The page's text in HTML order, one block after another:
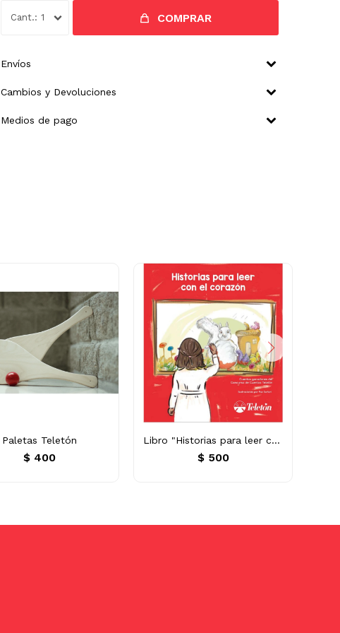
1 COMPRAR
Envíos
Cambios y Devoluciones
Medios de pago
Paletas Teletón
$ 400
Libro "Historias para leer con
el corazón"
$ 500